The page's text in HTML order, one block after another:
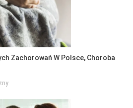
Zachorowań W Polsce, Choroba